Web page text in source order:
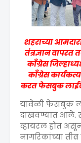
शहराच्या
तंत्रज्ञान
काँग्रेस
काँग्रेस
करत फेसबुक लाईव्ह
यावेळी फेसबुक
दाखवण्यात आले.
व्हायरल होत
नागरिकांच्या